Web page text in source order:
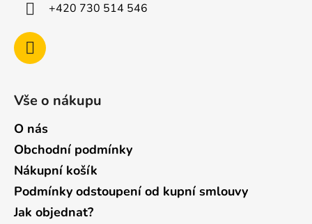
+420 730 514 546
Vše o nákupu
O nás
Obchodní podmínky
Nákupní košík
Podmínky odstoupení od kupní smlouvy
Jak objednat?